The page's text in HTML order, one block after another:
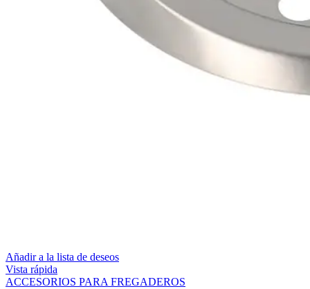
Añadir a la lista de deseos
Vista rápida
ACCESORIOS PARA FREGADEROS